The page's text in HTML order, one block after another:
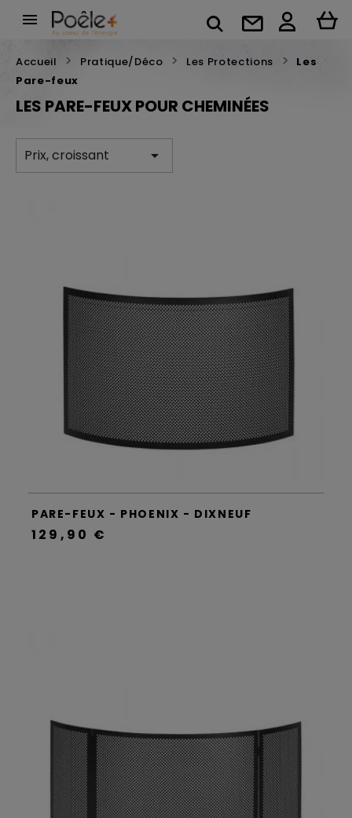

Accueil Pratique/Déco Les Protections
Les
Pare-feux
LES PARE-FEUX POUR CHEMINÉES
Prix, croissant 
PARE-FEUX - PHOENIX - DIXNEUF
129,90 €